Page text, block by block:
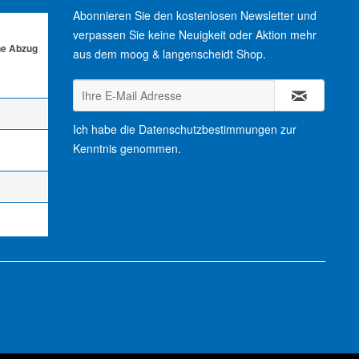
Abzug
Abonnieren Sie den kostenlosen Newsletter und
verpassen Sie keine Neuigkeit oder Aktion mehr
aus dem moog & langenscheidt Shop.
Ich habe die Datenschutzbestimmungen zur
Kenntnis genommen.